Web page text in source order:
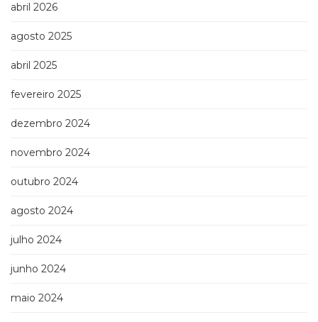
e
Empresarial
Religião,
Espiritualidade,
(63)
(132)
categoria
Televisão
Temas
(30)
Terapia
abril 2026
agosto 2025
abril 2025
fevereiro 2025
dezembro 2024
novembro 2024
outubro 2024
agosto 2024
julho 2024
junho 2024
maio 2024